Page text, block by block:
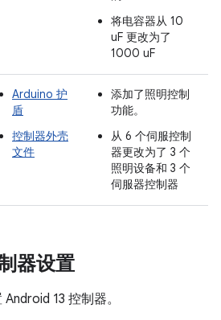
将电容器从 10
uF 更改为了
1000 uF
Arduino 护
盾
控制器外壳
文件
添加了照明控制
功能。
从 6 个伺服控制
器更改为了 3 个
照明设备和 3 个
伺服器控制器
器设置
13 控制器。